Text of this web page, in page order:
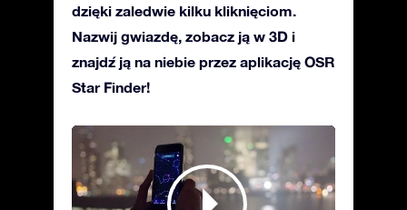
dzięki zaledwie kilku kliknięciom.
Nazwij gwiazdę, zobacz ją w 3D i
znajdź ją na niebie przez aplikację OSR
Star Finder!